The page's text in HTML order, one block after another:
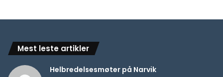
Mest leste artikler
Helbredelsesmøter på Narvik